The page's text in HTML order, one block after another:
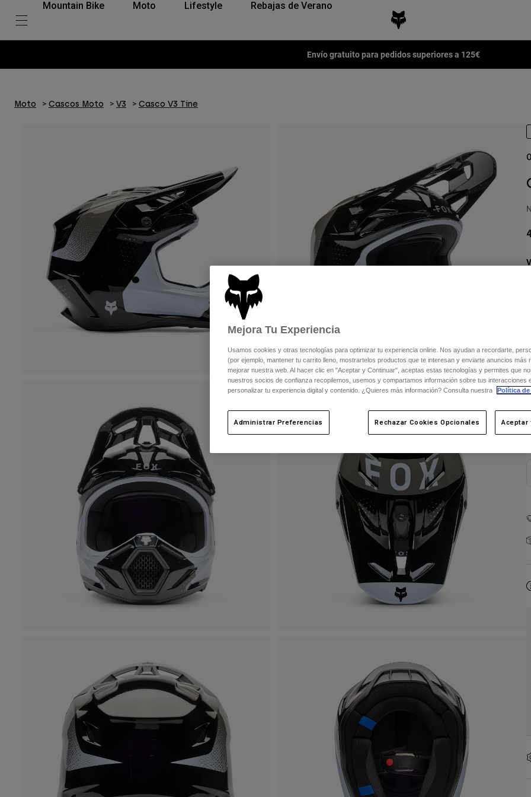
Mountain Bike Moto Lifestyle Rebajas de Verano
Envío gratuito para pedidos superiores a 125€
Moto Cascos Moto V3 Casco V3 Tine
Mejora Tu Experiencia
Usamos cookies y otras tecnologías para optimizar tu experiencia online. Nos ayudan a recordarte,
(por ejemplo, mantener tu carrito lleno, mostrartelos productos que te interesan y enviarte anuncios más
mejorar nuestra web. Al hacer clic en "Aceptar y Continuar", aceptas estas tecnologías y permites que
nuestros socios de confianza recopilemos, usemos y compartamos información sobre tus interacciones
personalizar tu experiencia digital y contenido. ¿Quieres más información? Consulta nuestra
Política
Administrar Preferencias Rechazar Cookies Opcionales Aceptar